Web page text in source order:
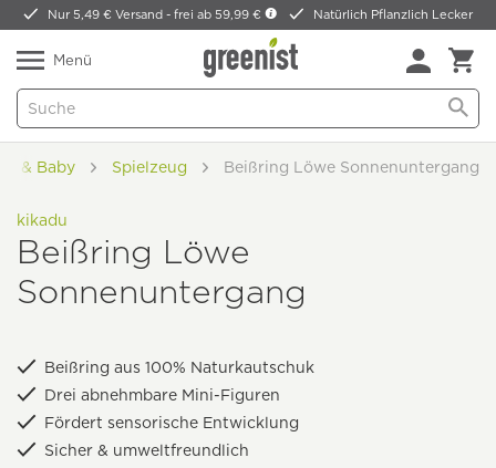
Nur 5,49 € Versand -frei ab 59,99 € Natürlich Pflanzlich Lecker
Menü
& Baby Spielzeug Beißring Löwe Sonnenuntergang
kikadu
Beißring Löwe
Sonnenuntergang
Beißring aus 100% Naturkautschuk
Drei abnehmbare Mini-Figuren
Fördert sensorische Entwicklung
Sicher & umweltfreundlich